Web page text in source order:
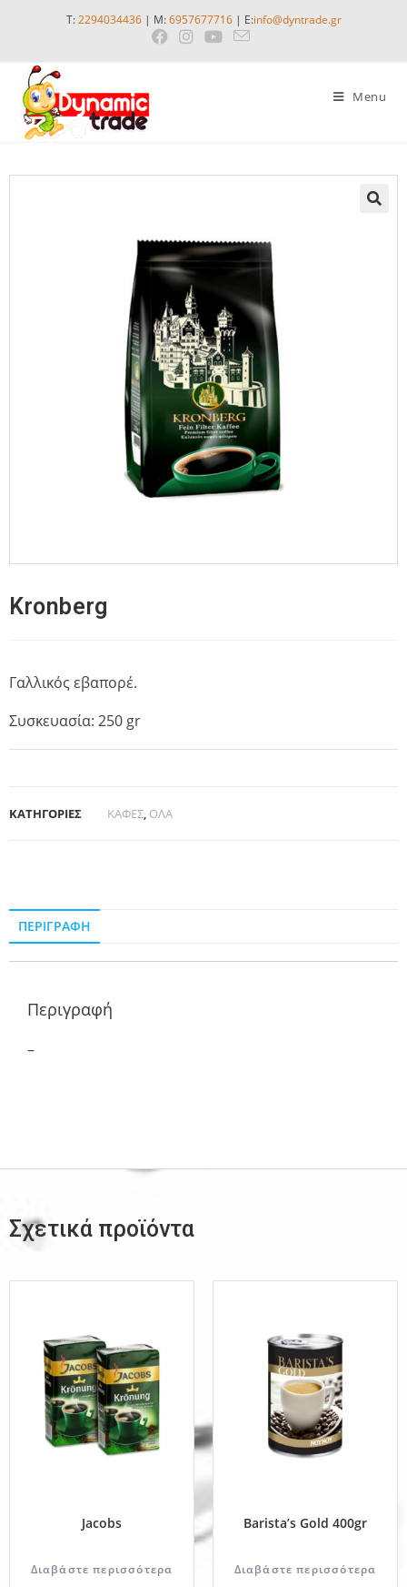
T:2294034436| M:6957677716| E:info@dyntrade.gr
Menu
Kronberg
Γαλλικός εβαπορέ.
Συσκευασία: 250 gr
ΚΑΤΗΓΟΡΙΕΣ ΚΑΦΕΣ, ΟΛΑ
ΠΕΡΙΓΡΑΦΉ
Περιγραφή
–
Σχετικά προϊόντα
Jacobs
Διαβάστε περισσότερα
Barista’s Gold 400gr
Διαβάστε περισσότερα